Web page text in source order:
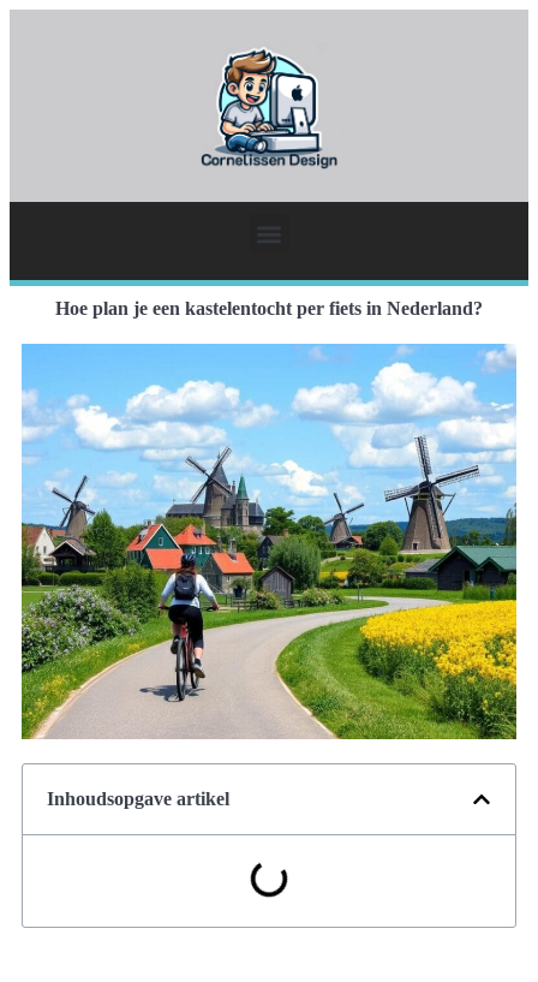
Hoe plan je een kastelentocht per fiets in Nederland?
Inhoudsopgave artikel